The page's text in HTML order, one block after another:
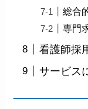
総合
専門
看護師採
サービス